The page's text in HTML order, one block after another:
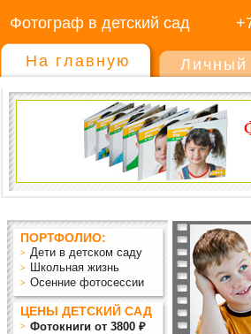
Фотограф в детский сад
На главную Личный
ПОРТФОЛИО:
Дети в детском саду
Школьная жизнь
Осенние фотосессии
ЦЕНЫ ДЕТСКИЙ САД
Фотокниги от 3800 ₽